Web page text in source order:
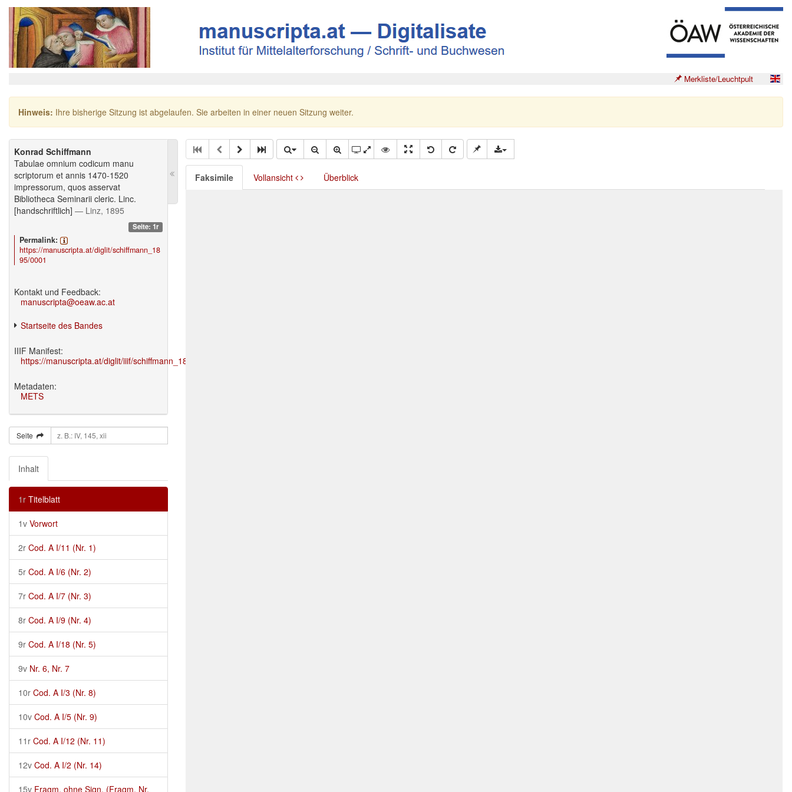
Merkliste/Leuchtpult
Hinweis: Ihre bisherige Sitzung ist abgelaufen. Sie arbeiten in einer neuen Sitzung weiter.
Konrad Schiffmann
Tabulae omnium codicum manu
scriptorum et annis 1470-1520
impressorum, quos asservat
Bibliotheca Seminarii cleric. Linc.
[handschriftlich] — Linz, 1895
Seite: 1r
Permalink:
https://manuscripta.at/diglit/schiffmann_18
95/0001
Kontakt und Feedback:
manuscripta@oeaw.ac.at
Startseite des Bandes
IIIF Manifest:
https://manuscripta.at/diglit/iiif/schiffmann_1895/manifest.json
Metadaten:
METS
Seite
Inhalt
1r Titelblatt
1v Vorwort
2r Cod. A I/11 (Nr. 1)
5r Cod. A I/6 (Nr. 2)
7r Cod. A I/7 (Nr. 3)
8r Cod. A I/9 (Nr. 4)
9r Cod. A I/18 (Nr. 5)
9v Nr. 6, Nr. 7
10r Cod. A I/3 (Nr. 8)
10v Cod. A I/5 (Nr. 9)
11r Cod. A I/12 (Nr. 11)
12v Cod. A I/2 (Nr. 14)
15v Fragm. ohne Sign. (Fragm. Nr.
Faksimile Vollansicht Überblick